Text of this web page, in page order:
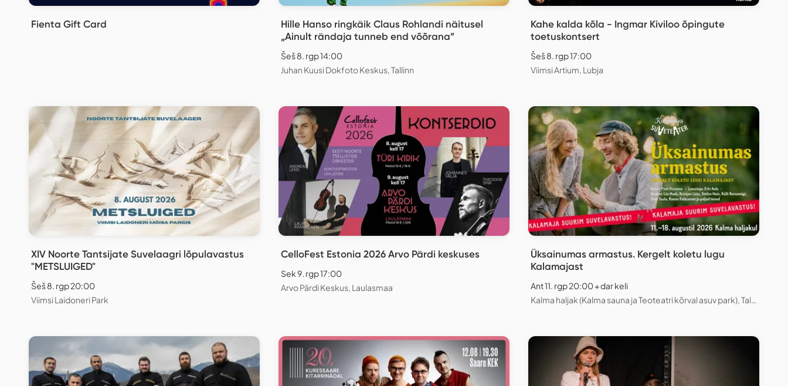
Fienta Gift Card
Hille Hanso ringkäik Claus Rohlandi näitusel
„Ainult rändaja tunneb end võõrana”
Šeš 8. rgp 14:00
Juhan Kuusi Dokfoto Keskus, Tallinn
Kahe kalda kõla - Ingmar Kiviloo õpingute
toetuskontsert
Šeš 8. rgp 17:00
Viimsi Artium, Lubja
XIV Noorte Tantsijate Suvelaagri lõpulavastus
"METSLUIGED"
Šeš 8. rgp 20:00
Viimsi Laidoneri Park
CelloFest Estonia 2026 Arvo Pärdi keskuses
Sek 9. rgp 17:00
Arvo Pärdi Keskus, Laulasmaa
Üksainumas armastus. Kergelt koletu lugu
Kalamajast
Ant 11. rgp 20:00 + dar keli
Kalma haljak (Kalma sauna ja Teoteatri kõrval asuv park), Tallinn